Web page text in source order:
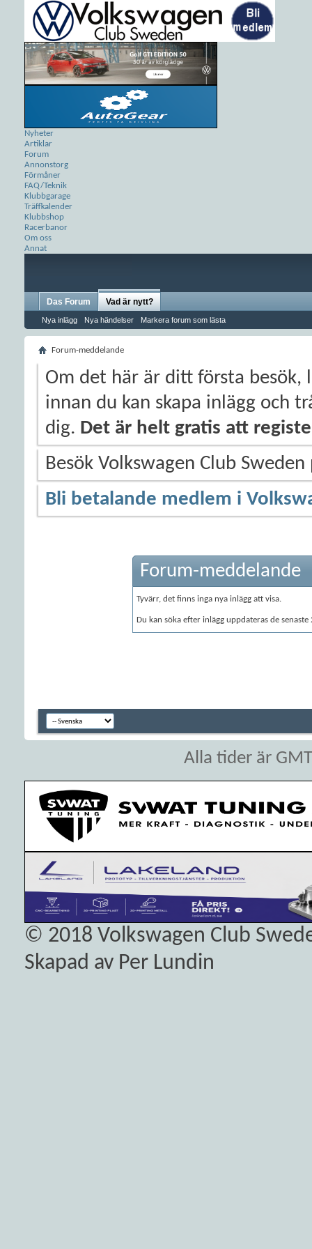
Nyheter
Artiklar
Forum
Annonstorg
Förmåner
FAQ/Teknik
Klubbgarage
Träffkalender
Klubbshop
Racerbanor
Om oss
Annat
Das Forum Vad är nytt?
Nya inlägg Nya händelser Markera forum som lästa
Forum-meddelande
Om det här är ditt första besök,
innan du kan skapa inlägg och
dig. Det är helt gratis att
Besök Volkswagen Club
Bli betalande medlem i
Forum-meddelande
Tyvärr, det finns inga nya inlägg att visa.
Du kan söka efter inlägg uppdateras de
Alla tider är
© 2018 Volkswagen Club
Skapad av Per Lundin